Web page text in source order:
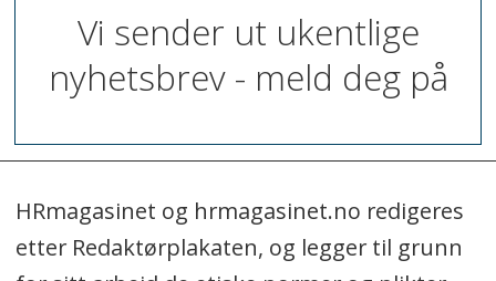
Vi sender ut ukentlige
nyhetsbrev - meld deg på
HRmagasinet og hrmagasinet.no redigeres
etter Redaktørplakaten, og legger til grunn